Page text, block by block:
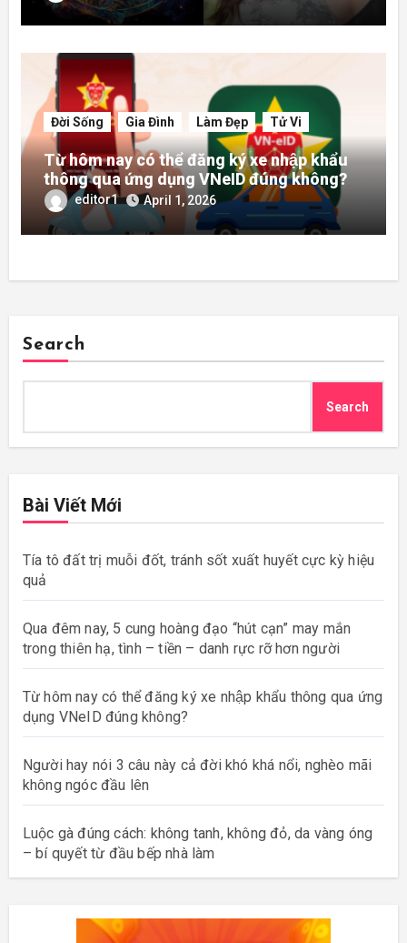
Đời Sống Gia Đình Làm Đẹp Tử Vi
Từ hôm nay có thể đăng ký xe nhập khẩu
thông qua ứng dụng VNeID đúng không?
editor1 April 1, 2026
Search
Search
Bài Viết Mới
Tía tô đất trị muỗi đốt, tránh sốt xuất huyết cực kỳ hiệu
quả
Qua đêm nay, 5 cung hoàng đạo “hút cạn” may mắn
trong thiên hạ, tình – tiền – danh rực rỡ hơn người
Từ hôm nay có thể đăng ký xe nhập khẩu thông qua ứng
dụng VNeID đúng không?
Người hay nói 3 câu này cả đời khó khá nổi, nghèo mãi
không ngóc đầu lên
Luộc gà đúng cách: không tanh, không đỏ, da vàng óng
– bí quyết từ đầu bếp nhà làm